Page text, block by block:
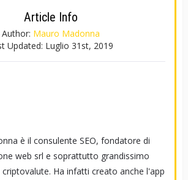
Article Info
Author: Mauro Madonna
Updated: Luglio 31st, 2019
è il consulente SEO, fondatore di
web srl e soprattutto grandissimo
Ha infatti creato anche l'app